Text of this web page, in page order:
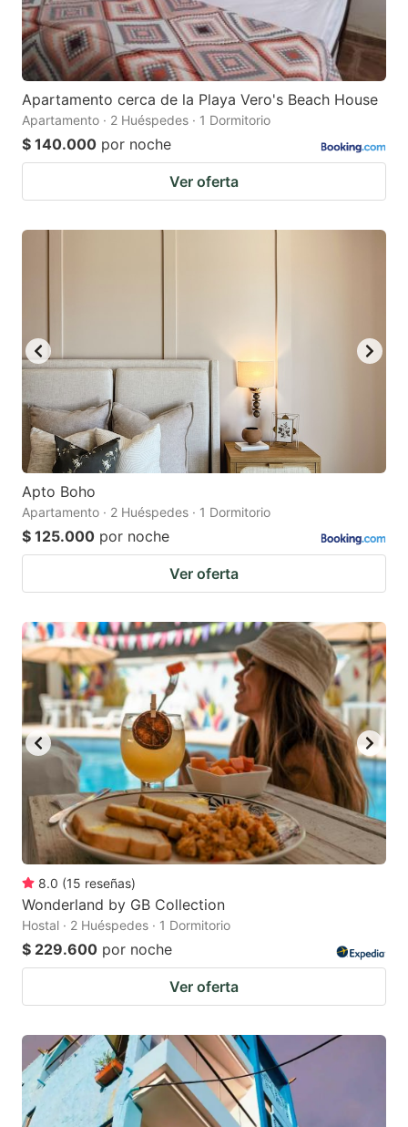
Apartamento cerca de la Playa Vero's Beach House
Apartamento · 2 Huéspedes · 1 Dormitorio
$ 140.000 por noche
Ver oferta
Apto Boho
Apartamento · 2 Huéspedes · 1 Dormitorio
$ 125.000 por noche
Ver oferta
8.0 (15 reseñas)
Wonderland by GB Collection
Hostal · 2 Huéspedes · 1 Dormitorio
$ 229.600 por noche
Ver oferta